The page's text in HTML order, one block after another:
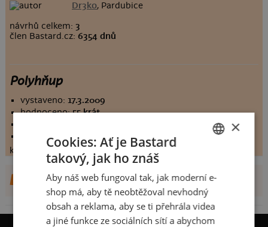
Dr3ko, Pardubice
návrhů celkem: 3
člen Bastard.cz:6354 dnů
Polyhňup
vystaveno: 17.3.2009
hodnoceno:55 krát
koupilo by:
26 lidí
konečné hodnocení:
7.30909
DALŠÍ NÁVRHY OD DR3KO SLOVAK
×
Cookies: Ať je Bastard
takový, jak ho znáš
Aby náš web fungoval tak, jak moderní e-
shop má, aby tě neobtěžoval nevhodný
obsah a reklama, aby se ti přehrála videa
a jiné funkce ze sociálních sítí a abychom